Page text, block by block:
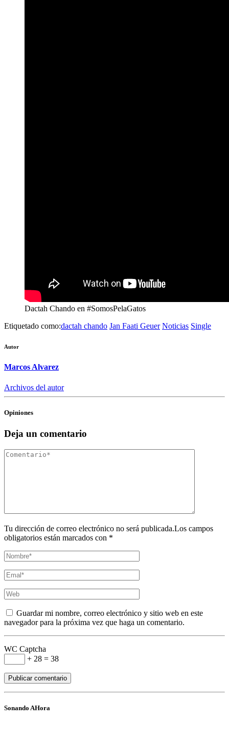
Dactah Chando en #SomosPelaGatos
Etiquetado como:dactah chando Jan Faati Geuer Noticias Single
Autor
Marcos Alvarez
Archivos del autor
Opiniones
Deja un comentario
Tu dirección de correo electrónico no será publicada.Los campos
obligatorios están marcados con *
Guardar mi nombre, correo electrónico y sitio web en este
navegador para la próxima vez que haga un comentario.
WC Captcha
+ 28 = 38
Sonando AHora